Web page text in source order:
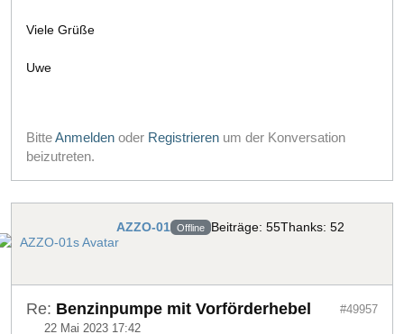
Viele Grüße
Uwe
BitteAnmelden oder Registrieren um der Konversation
beizutreten.
AZZO-01 Offline Beiträge: 55Thanks: 52
Re: Benzinpumpe mit Vorförderhebel
22 Mai 2023 17:42
#49957